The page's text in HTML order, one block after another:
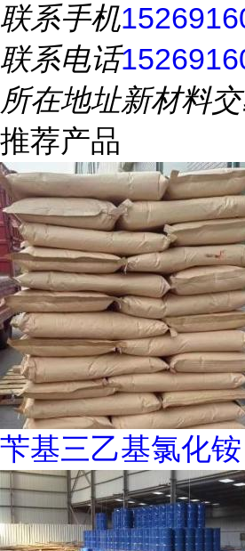
联系手机
联系电话
所在地址新材料
推荐产品
苄基三乙基氯化铵